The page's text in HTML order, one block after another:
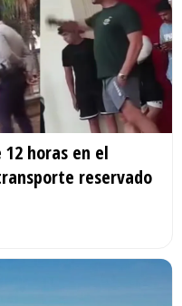
horas en el
reservado